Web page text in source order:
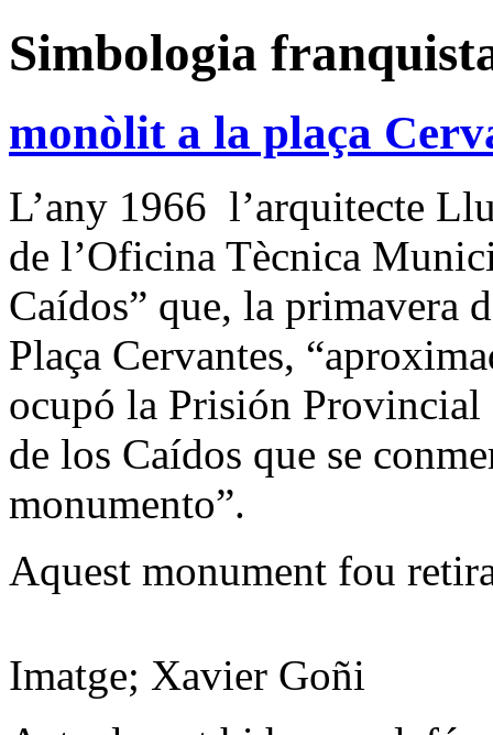
Simbologia
monòlit a la plaça
L’any 1966 l’arquitecte
de l’Oficina Tècnica
Caídos” que, la primavera
Plaça Cervantes,
ocupó la Prisión Provincial
de los Caídos que se
monumento”.
Aquest monument fou
Imatge; Xavier Goñi